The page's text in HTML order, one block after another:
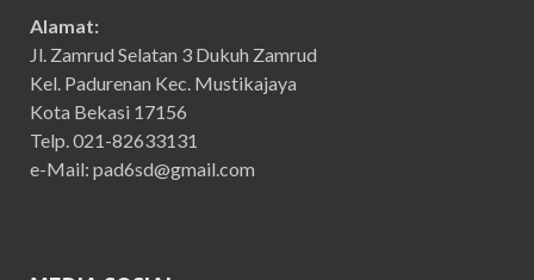
Alamat:
Jl. Zamrud Selatan 3 Dukuh Zamrud
Kel. Padurenan Kec. Mustikajaya
Kota Bekasi 17156
Telp. 021-82633131
e-Mail: pad6sd@gmail.com